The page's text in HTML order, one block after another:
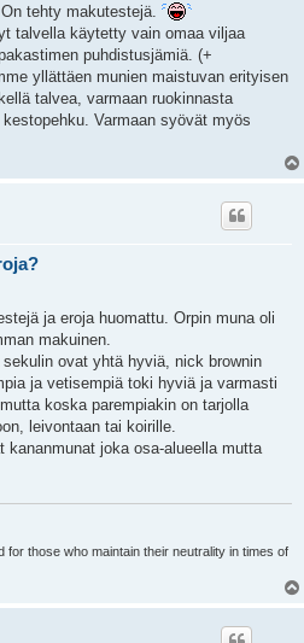
tehty makutestejä.
talvella käytetty vain omaa viljaa
puhdistusjämiä. (+
yllättäen munien maistuvan erityisen
talvea, varmaan ruokinnasta
Varmaan syövät myös
ja eroja huomattu. Orpin muna oli
makuinen.
ovat yhtä hyviä, nick brownin
ja vetisempiä toki hyviä ja varmasti
koska parempiakin on tarjolla
leivontaan tai koirille.
kananmunat joka osa-alueella mutta
those who maintain their neutrality in times of